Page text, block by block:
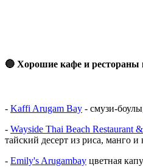
🔵 Хорошие кафе и рестораны
- Kaffi Arugam Bay - смузи-
- Wayside Thai Beach Restaurant
тайский десерт из риса, манго
- Emily's Arugambay цветная